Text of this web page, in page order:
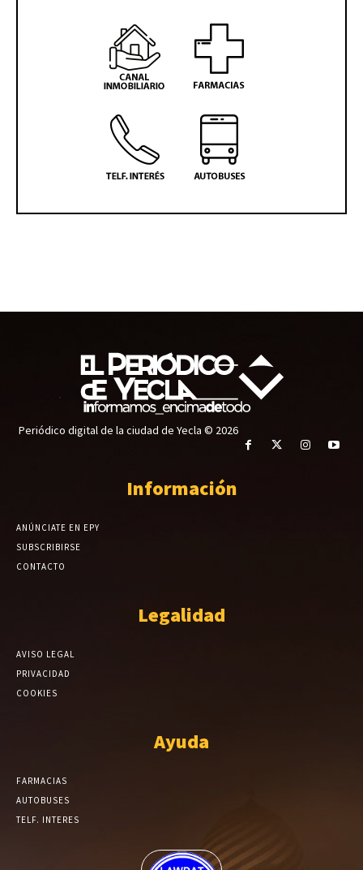
Periódico digital de la ciudad de Yecla © 2026
Información
ANÚNCIATE EN EPY
SUBSCRIBIRSE
CONTACTO
Legalidad
AVISO LEGAL
PRIVACIDAD
COOKIES
Ayuda
FARMACIAS
AUTOBUSES
TELF. INTERES